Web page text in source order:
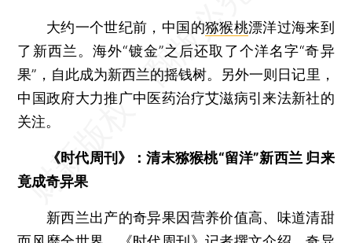
大约一个世纪前，中国的猕猴桃漂洋过海来到
了新西兰。海外“镀金”之后还取了个洋名字“奇异
果”，自此成为新西兰的摇钱树。另外一则日记里，
中国政府大力推广中医药治疗艾滋病引来法新社的
关注。
《时代周刊》：清末猕猴桃“留洋”新西兰 归来
竟成奇异果
新西兰出产的奇异果因营养价值高、味道清甜